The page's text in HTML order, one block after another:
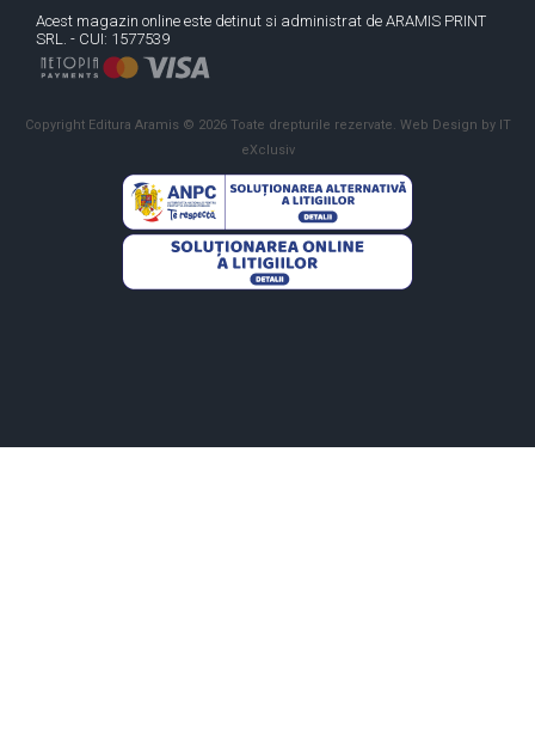
Acest magazin online este detinut si administrat de ARAMIS PRINT
SRL. - CUI: 1577539
Copyright Editura Aramis © 2026 Toate drepturile rezervate. Web Design by IT
eXclusiv